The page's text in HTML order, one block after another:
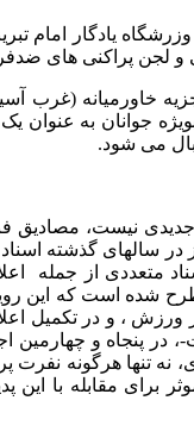
یادگار امام
و لجن پراکنی های
(غرب
جوانان به
می شود.
نیست، مصادیق
در سالهای گذشته
متعددی از جمله
مطرح شده است که
تنها هرگونه
برای مقابله با